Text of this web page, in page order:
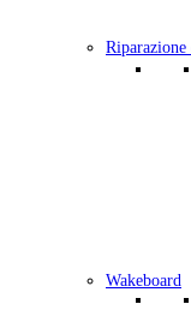
Riparazione
Wakeboard